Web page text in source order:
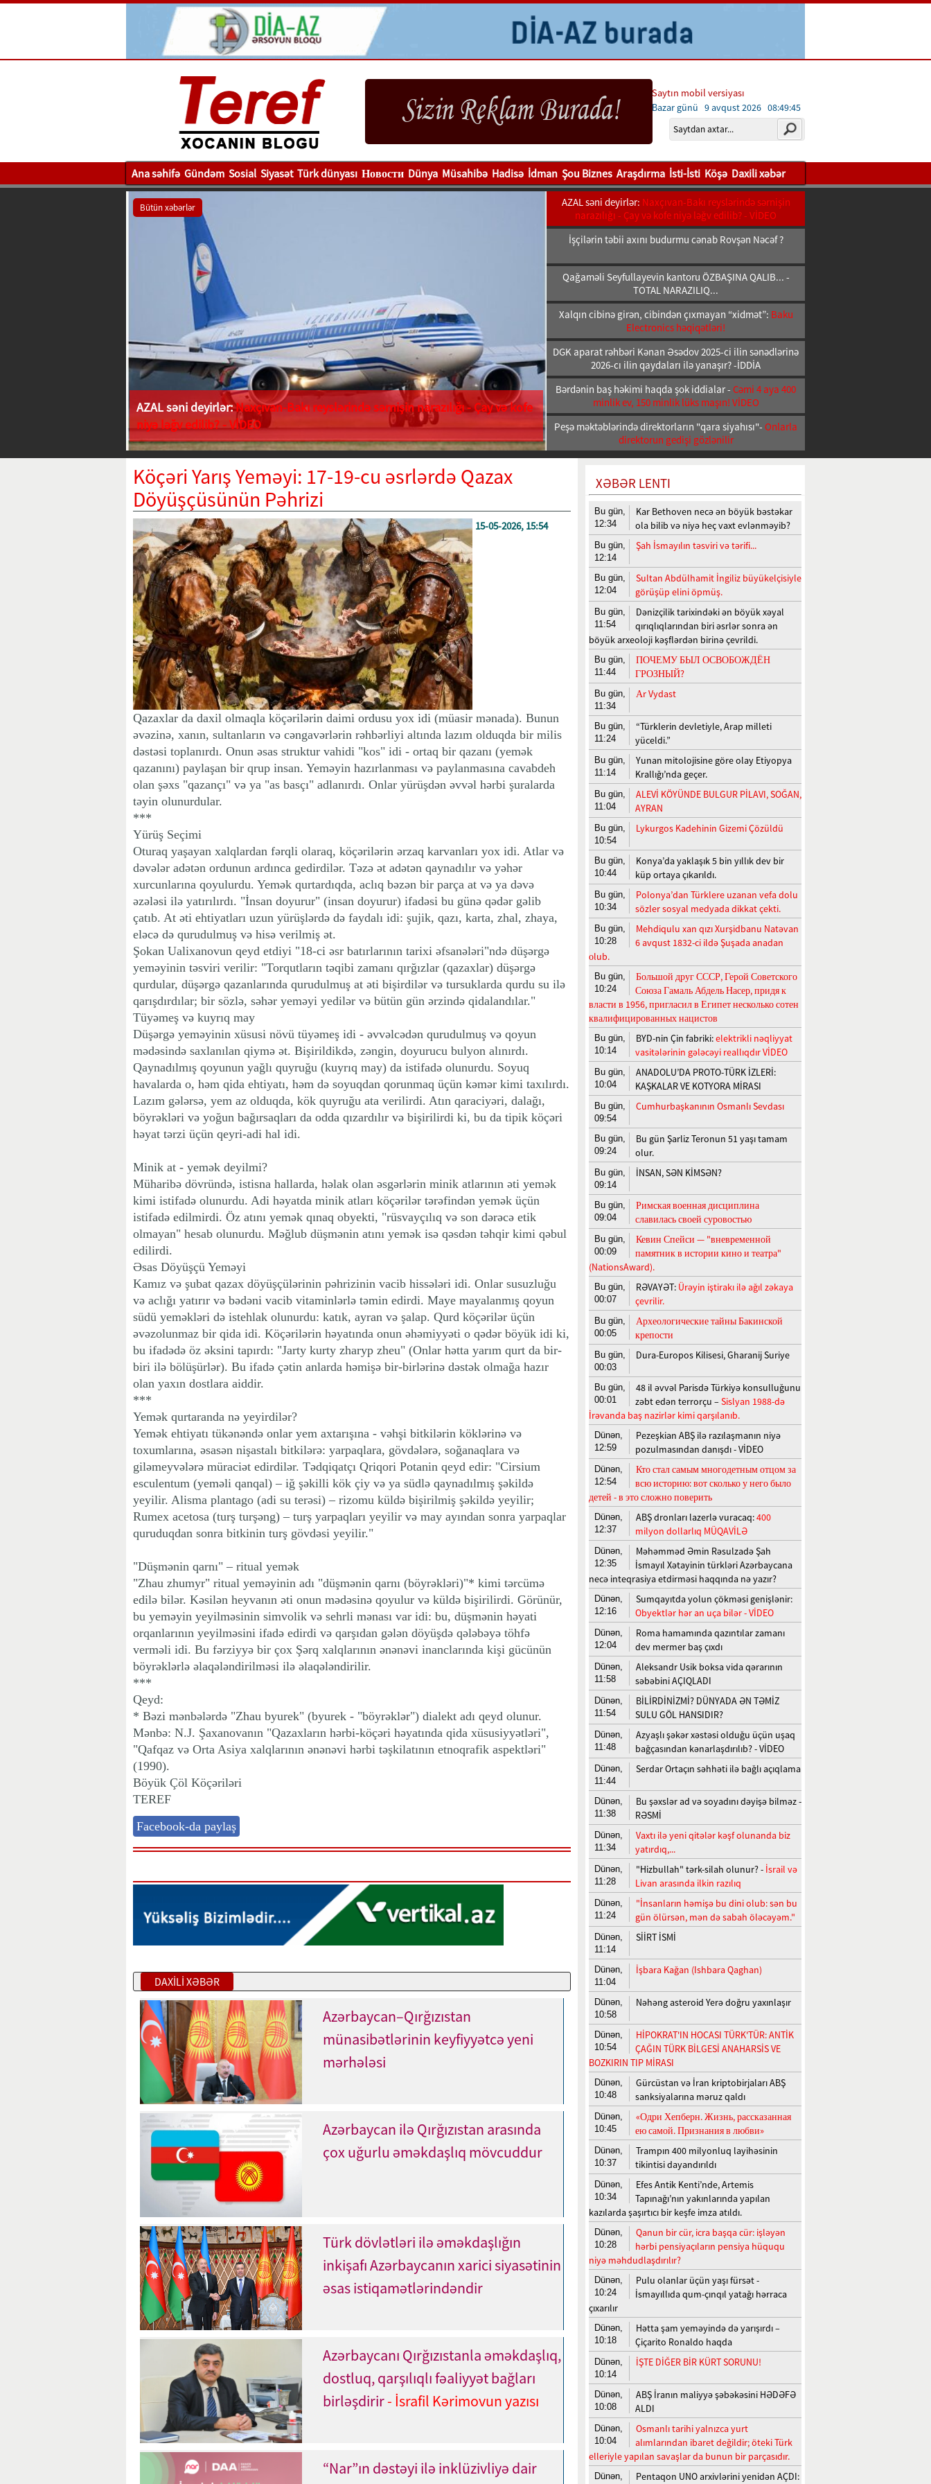
Saytın mobil versiyası
Bazar günü 9 avqust 2026 08:49:46
Ana səhifə Gündəm Sosial Siyasət Türk dünyası Новости Dünya Müsahibə Hadisə İdman Şou Biznes Araşdırma İsti-İsti Köşə Daxili xəbər
Bütün xəbərlər AZAL səni deyirlər: Naxçıvan-Bakı reyslərində sərnişin
narazılığı - Çay və kofe niyə ləğv edilib? - VİDEO
AZAL səni deyirlər:Naxçıvan-Bakı reyslərində sərnişin narazılığı - Çay və kofe
niyə ləğv edilib? - VİDEO
İşçilərin təbii axını budurmu cənab Rovşən Nəcəf ?
Qağaməli Seyfullayevin kantoru ÖZBAŞINA QALIB... -
TOTAL NARAZILIQ...
Xalqın cibinə girən, cibindən çıxmayan “xidmət”: Baku
Electronics həqiqətləri!
DGK aparat rəhbəri Kənan Əsədov 2025-ci ilin sənədlərinə
2026-cı ilin qaydaları ilə yanaşır? -İDDİA
Bərdənin baş həkimi haqda şok iddialar - Cəmi 4 aya 400
minlik ev, 150 minlik lüks maşın! VİDEO
Peşə məktəblərində direktorların "qara siyahısı"- Onlarla
direktorun gedişi gözlənilir
Köçəri Yarış Yeməyi: 17-19-cu əsrlərdə Qazax
Döyüşçüsünün Pəhrizi
15-05-2026, 15:54
Qazaxlar da daxil olmaqla köçərilərin daimi ordusu yox idi (müasir mənada). Bunun
əvəzinə, xanın, sultanların və cəngavərlərin rəhbərliyi altında lazım olduqda bir milis
dəstəsi toplanırdı. Onun əsas struktur vahidi "kos" idi - ortaq bir qazanı (yemək
qazanını) paylaşan bir qrup insan. Yeməyin hazırlanması və paylanmasına cavabdeh
olan şəxs "qazançı" və ya "as basçı" adlanırdı. Onlar yürüşdən əvvəl hərbi şuralarda
təyin olunurdular.
***
Yürüş Seçimi
Oturaq yaşayan xalqlardan fərqli olaraq, köçərilərin ərzaq karvanları yox idi. Atlar və
dəvələr adətən ordunun ardınca gedirdilər. Təzə ət adətən qaynadılır və yəhər
xurcunlarına qoyulurdu. Yemək qurtardıqda, aclıq bəzən bir parça at və ya dəvə
əzələsi ilə yatırılırdı. "İnsan doyurur" (insan doyurur) ifadəsi bu günə qədər gəlib
çatıb. At əti ehtiyatları uzun yürüşlərdə də faydalı idi: şujik, qazı, karta, zhal, zhaya,
eləcə də qurudulmuş və hisə verilmiş ət.
Şokan Ualixanovun qeyd etdiyi "18-ci əsr batırlarının tarixi əfsanələri"ndə düşərgə
yeməyinin təsviri verilir: "Torqutların təqibi zamanı qırğızlar (qazaxlar) düşərgə
qurdular, düşərgə qazanlarında qurudulmuş at əti bişirdilər və tursuklarda qurdu su ilə
qarışdırdılar; bir sözlə, səhər yeməyi yedilər və bütün gün ərzində qidalandılar."
Tüyəmeş və kuyrıq may
Düşərgə yeməyinin xüsusi növü tüyəmeş idi - əvvəlcədən qurudulmuş və qoyun
mədəsində saxlanılan qiymə ət. Bişirildikdə, zəngin, doyurucu bulyon alınırdı.
Qaynadılmış qoyunun yağlı quyruğu (kuyrıq may) da istifadə olunurdu. Soyuq
havalarda o, həm qida ehtiyatı, həm də soyuqdan qorunmaq üçün kəmər kimi taxılırdı.
Lazım gələrsə, yem az olduqda, kök quyruğu ata verilirdi. Atın qaraciyəri, dalağı,
böyrəkləri və yoğun bağırsaqları da odda qızardılır və bişirilirdi ki, bu da tipik köçəri
həyat tərzi üçün qeyri-adi hal idi.
Minik at - yemək deyilmi?
Müharibə dövründə, istisna hallarda, həlak olan əsgərlərin minik atlarının əti yemək
kimi istifadə olunurdu. Adi həyatda minik atları köçərilər tərəfindən yemək üçün
istifadə edilmirdi. Öz atını yemək qınaq obyekti, "rüsvayçılıq və son dərəcə etik
olmayan" hesab olunurdu. Məğlub düşmənin atını yemək isə qəsdən təhqir kimi qəbul
edilirdi.
Əsas Döyüşçü Yeməyi
Kamız və şubat qazax döyüşçülərinin pəhrizinin vacib hissələri idi. Onlar susuzluğu
və aclığı yatırır və bədəni vacib vitaminlərlə təmin edirdi. Maye mayalanmış qoyun
südü yeməkləri də istehlak olunurdu: katık, ayran və şalap. Qurd köçərilər üçün
əvəzolunmaz bir qida idi. Köçərilərin həyatında onun əhəmiyyəti o qədər böyük idi ki,
bu ifadədə öz əksini tapırdı: "Jarty kurty zharyp zheu" (Onlar hətta yarım qurt da bir-
biri ilə bölüşürlər). Bu ifadə çətin anlarda həmişə bir-birlərinə dəstək olmağa hazır
olan yaxın dostlara aiddir.
***
Yemək qurtaranda nə yeyirdilər?
Yemək ehtiyatı tükənəndə onlar yem axtarışına - vəhşi bitkilərin köklərinə və
toxumlarına, əsasən nişastalı bitkilərə: yarpaqlara, gövdələrə, soğanaqlara və
giləmeyvələrə müraciət edirdilər. Tədqiqatçı Qriqori Potanin qeyd edir: "Cirsium
esculentum (yeməli qanqal) – iğ şəkilli kök çiy və ya südlə qaynadılmış şəkildə
yeyilir. Alisma plantago (adi su terəsi) – rizomu küldə bişirilmiş şəkildə yeyilir;
Rumex acetosa (turş turşəng) – turş yarpaqları yeyilir və may ayından sonra yarpaqlar
quruduqdan sonra bitkinin turş gövdəsi yeyilir."
"Düşmənin qarnı" – ritual yemək
"Zhau zhumyr" ritual yeməyinin adı "düşmənin qarnı (böyrəkləri)"* kimi tərcümə
edilə bilər. Kəsilən heyvanın əti onun mədəsinə qoyulur və küldə bişirilirdi. Görünür,
bu yeməyin yeyilməsinin simvolik və sehrli mənası var idi: bu, düşmənin həyati
orqanlarının yeyilməsini ifadə edirdi və qarşıdan gələn döyüşdə qələbəyə töhfə
verməli idi. Bu fərziyyə bir çox Şərq xalqlarının ənənəvi inanclarında kişi gücünün
böyrəklərlə əlaqələndirilməsi ilə əlaqələndirilir.
***
Qeyd:
* Bəzi mənbələrdə "Zhau byurek" (byurek - "böyrəklər") dialekt adı qeyd olunur.
Mənbə: N.J. Şaxanovanın "Qazaxların hərbi-köçəri həyatında qida xüsusiyyətləri",
"Qafqaz və Orta Asiya xalqlarının ənənəvi hərbi təşkilatının etnoqrafik aspektləri"
(1990).
Böyük Çöl Köçəriləri
TEREF
Facebook-da paylaş
DAXİLİ XƏBƏR
Azərbaycan–Qırğızıstan
münasibətlərinin keyfiyyətcə yeni
mərhələsi
Azərbaycan ilə Qırğızıstan arasında
çox uğurlu əməkdaşlıq mövcuddur
Türk dövlətləri ilə əməkdaşlığın
inkişafı Azərbaycanın xarici siyasətinin
əsas istiqamətlərindəndir
Azərbaycanı Qırğızıstanla əməkdaşlıq,
dostluq, qarşılıqlı fəaliyyət bağları
birləşdirir- İsrafil Kərimovun yazısı
“Nar”ın dəstəyi ilə inklüzivliyə dair
XƏBƏR LENTI
Bu gün,
12:34
Kar Bethoven necə ən böyük bəstəkar
ola bilib və niyə heç vaxt evlənməyib?
Bu gün,
12:14
Şah İsmayılın təsviri və tərifi...
Bu gün,
12:04
Sultan Abdülhamit İngiliz büyükelçisiyle
görüşüp elini öpmüş.
Bu gün,
11:54
Dənizçilik tarixindəki ən böyük xəyal
qırıqlıqlarından biri əsrlər sonra ən
böyük arxeoloji kəşflərdən birinə çevrildi.
Bu gün,
11:44
ПОЧЕМУ БЫЛ ОСВОБОЖДЁН
ГРОЗНЫЙ?
Bu gün,
11:34
Аr Vydast
Bu gün,
11:24
“Türklerin devletiyle, Arap milleti
yüceldi.”
Bu gün,
11:14
Yunan mitolojisine göre olay Etiyopya
Krallığı’nda geçer.
Bu gün,
11:04
ALEVİ KÖYÜNDE BULGUR PİLAVI, SOĞAN,
AYRAN
Bu gün,
10:54
Lykurgos Kadehinin Gizemi Çözüldü
Bu gün,
10:44
Konya’da yaklaşık 5 bin yıllık dev bir
küp ortaya çıkarıldı.
Bu gün,
10:34
Polonya’dan Türklere uzanan vefa dolu
sözler sosyal medyada dikkat çekti.
Bu gün,
10:28
Mehdiqulu xan qızı Xurşidbanu Natəvan
6 avqust 1832-ci ildə Şuşada anadan
оlub.
Bu gün,
10:24
Большой друг СССР, Герой Советского
Союза Гамаль Абдель Насер, придя к
власти в 1956, пригласил в Египет несколько сотен
квалифицированных нацистов
Bu gün,
10:14
BYD-nin Çin fabriki:elektrikli nəqliyyat
vasitələrinin gələcəyi reallıqdır VİDEO
Bu gün,
10:04
ANADOLU’DA PROTO-TÜRK İZLERİ:
KAŞKALAR VE KOTYORA MİRASI
Bu gün,
09:54
Cumhurbaşkanının Osmanlı Sevdası
Bu gün,
09:24
Bu gün Şarliz Teronun 51 yaşı tamam
olur.
Bu gün,
09:14
İNSAN, SƏN KİMSƏN?
Bu gün,
09:04
Римская военная дисциплина
славилась своей суровостью
Bu gün,
00:09
Кевин Спейси — "вневременной
памятник в истории кино и театра"
(NationsAward).
Bu gün,
00:07
RƏVAYƏT: Ürəyin iştirakı ilə ağıl zəkaya
çevrilir.
Bu gün,
00:05
Археологические тайны Бакинской
крепости
Bu gün,
00:03
Dura-Europos Kilisesi, Gharanij Suriye
Bu gün,
00:01
48 il əvvəl Parisdə Türkiyə konsulluğunu
zəbt edən terrorçu –Sislyan 1988-də
İrəvanda baş nazirlər kimi qarşılanıb.
Dünən,
12:59
Pezeşkian ABŞ ilə razılaşmanın niyə
pozulmasından danışdı - VİDEO
Dünən,
12:54
Кто стал самым многодетным отцом за
всю историю: вот сколько у него было
детей - в это сложно поверить
Dünən,
12:37
ABŞ dronları lazerlə vuracaq:400
milyon dollarlıq MÜQAVİLƏ
Dünən,
12:35
Məhəmməd Əmin Rəsulzadə Şah
İsmayıl Xətayinin türkləri Azərbaycana
necə inteqrasiya etdirməsi haqqında nə yazır?
Dünən,
12:16
Sumqayıtda yolun çökməsi genişlənir:
Obyektlər hər an uça bilər - VİDEO
Dünən,
12:04
Roma hamamında qazıntılar zamanı
dev mermer baş çıxdı
Dünən,
11:58
Aleksandr Usik boksa vida qərarının
səbəbini AÇIQLADI
Dünən,
11:54
BİLİRDİNİZMİ? DÜNYADA ƏN TƏMİZ
SULU GÖL HANSIDIR?
Dünən,
11:48
Azyaşlı şəkər xəstəsi olduğu üçün uşaq
bağçasından kənarlaşdırılıb? - VİDEO
Dünən,
11:44
Serdar Ortaçın səhhəti ilə bağlı açıqlama
Dünən,
11:38
Bu şəxslər ad və soyadını dəyişə bilməz -
RƏSMİ
Dünən,
11:34
Vaxtı ilə yeni qitələr kəşf olunanda biz
yatırdıq,...
Dünən,
11:28
"Hizbullah" tərk-silah olunur? - İsrail və
Livan arasında ilkin razılıq
Dünən,
11:24
"İnsanların həmişə bu dini olub: sən bu
gün ölürsən, mən də sabah öləcəyəm."
Dünən,
11:14
SİİRT İSMİ
Dünən,
11:04
İşbara Kağan (Ishbara Qaghan)
Dünən,
10:58
Nəhəng asteroid Yerə doğru yaxınlaşır
Dünən,
10:54
HİPOKRAT'IN HOCASI TÜRK'TÜR: ANTİK
ÇAĞIN TÜRK BİLGESİ ANAHARSİS VE
BOZKIRIN TIP MİRASI
Dünən,
10:48
Gürcüstan və İran kriptobirjaları ABŞ
sanksiyalarına məruz qaldı
Dünən,
10:45
«Одри Хепберн. Жизнь, рассказанная
ею самой. Признания в любви»
Dünən,
10:37
Trampın 400 milyonluq layihəsinin
tikintisi dayandırıldı
Dünən,
10:34
Efes Antik Kenti’nde, Artemis
Tapınağı’nın yakınlarında yapılan
kazılarda şaşırtıcı bir keşfe imza atıldı.
Dünən,
10:28
Qanun bir cür, icra başqa cür: işləyən
hərbi pensiyaçıların pensiya hüququ
niyə məhdudlaşdırılır?
Dünən,
10:24
Pulu olanlar üçün yaşı fürsət -
İsmayıllıda qum-çınqıl yatağı hərraca
çıxarılır
Dünən,
10:18
Hətta şam yeməyində də yarışırdı –
Çiçarito Ronaldo haqda
Dünən,
10:14
İŞTE DİĞER BİR KÜRT SORUNU!
Dünən,
10:08
ABŞ İranın maliyyə şəbəkəsini HƏDƏFƏ
ALDI
Dünən,
10:04
Osmanlı tarihi yalnızca yurt
alımlarından ibaret değildir; öteki Türk
elleriyle yapılan savaşlar da bunun bir parçasıdır.
Dünən,
Pentaqon UNO arxivlərini yenidən AÇDI: